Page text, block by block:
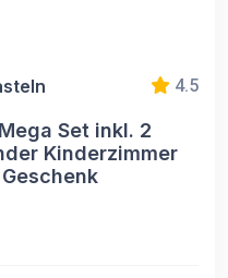
4.5
Set inkl. 2
Kinderzimmer